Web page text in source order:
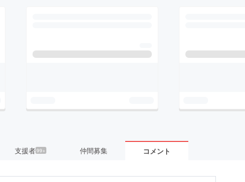
支援者99+ 仲間募集 コメント